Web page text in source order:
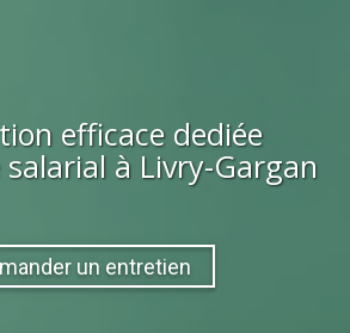
efficace dediée
à Livry-Gargan
un entretien